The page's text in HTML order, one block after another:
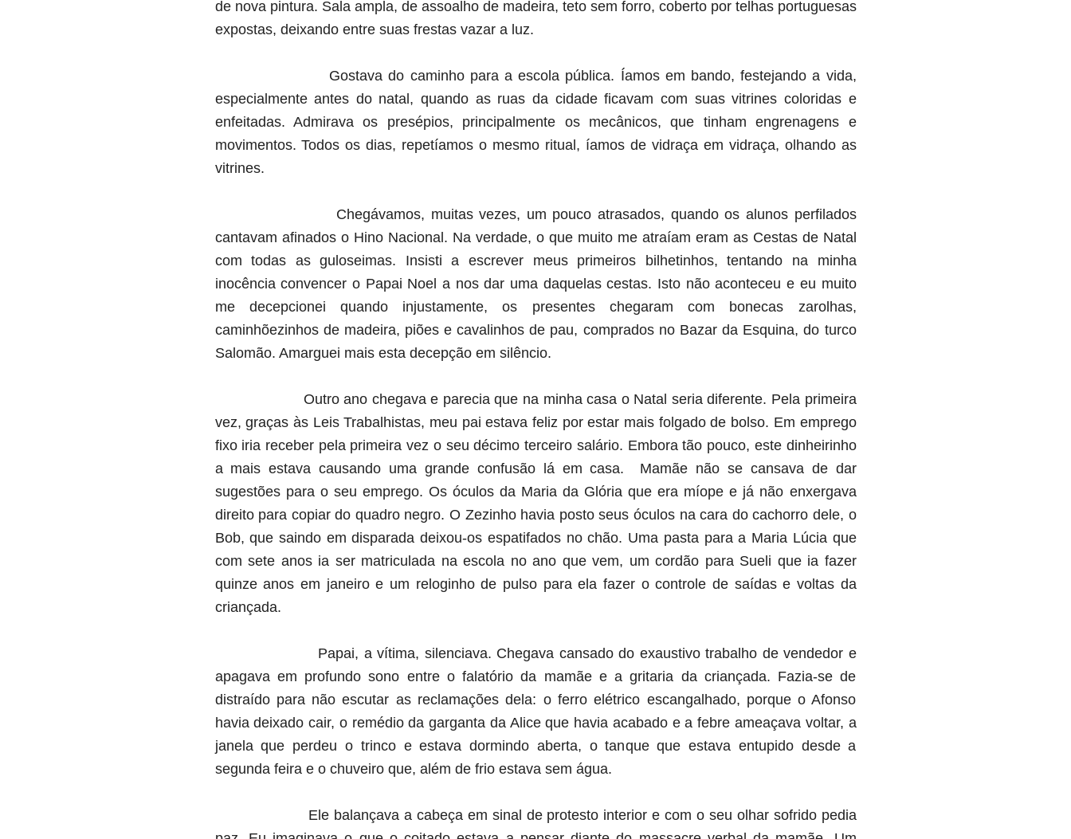
de nova pintura. Sala ampla, de assoalho de madeira, teto sem forro, coberto por telhas portuguesas
expostas, deixando entre suas frestas vazar a luz.
Gostava do caminho para a escola pública. Íamos em bando, festejando a vida,
especialmente antes do natal, quando as ruas da cidadeficavam com suas vitrines coloridas e
enfeitadas. Admirava os presépios, principalmente os mecânicos, que tinham engrenagens e
movimentos. Todos os dias, repetíamos o mesmo ritua l, íamos de vidraça em vidraça, olhando as
vitrines.
Chegávamos, muitas vezes, um pouco atrasados, quando os alunos perfilados
cantavam afinados o Hino Nacional. Na verdade, o que muito me atraíam eram as Cestas de Natal
com todas as guloseimas. Insisti a escrever meus primeiros bilhetinhos, tentando na minha
inocência convencer o Papai Noel a nos dar uma daquelas cestas. Isto não aconteceu e eu muito
me decepcionei quando injustamente, os presentes chegaram com bonecas zarolhas,
caminhõezinhos de madeira, piões e cavalinhos de pau, comprados no Bazar da Esquina, do turco
Salomão. Amarguei mais esta decepção em silêncio.
Outro ano chegava e parecia que na minha casa o Natal seria diferente. Pela primeira
vez, graças às Leis Trabalhistas, meu pai estava feliz por estar mais folgado de bolso. Em emprego
fixo iria receber pela primeira vez o seu décimo terceiro salário. Embora tão pouco, este dinheirinho
a mais estava causando uma grande confusão lá em casa. Mamãe não se cansava de dar
sugestões para o seu emprego. Os óculos da Maria da Glória que era míope e já não enxergava
direito para copiar do quadro negro. O Zezinho havia posto seus óculos na cara do cachorro dele, o
Bob, que saindo em disparada deixou-os espatifados no chão. Uma pasta para a Maria Lúcia que
com sete anos ia ser matriculada na escola no ano que vem, um cordão para Sueli que ia fazer
quinze anos em janeiro e um reloginho de pulso para ela fazer o controle de saídas e voltas da
criançada.
Papai, a vítima, silenciava. Chegava cansado do exaustivo trabalho de vendedor e
apagava em profundo sono entre o falatório da mamãe e a gritaria da criançada. Fazia-se de
distraído para não escutar as reclamações dela: o ferro elétrico escangalhado, porque o Afonso
havia deixado cair, o remédio da garganta da Alice que havia acabado e a febre ameaçava voltar, a
janela que perdeu o trinco e estava dormindo aberta, o tanque que estava entupido desde a
segunda feira e o chuveiro que, além de frio estava sem água.
Ele balançava a cabeça em sinal de protesto interior e com o seu olhar sofrido pedia